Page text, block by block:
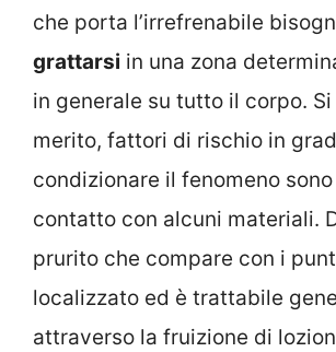
che porta l’irrefrenabile
grattarsi in una zona
in generale su tutto il corpo.
merito, fattori di rischio in
condizionare il fenomeno
contatto con alcuni materiali.
prurito che compare con i
localizzato ed è trattabile
attraverso la fruizione di